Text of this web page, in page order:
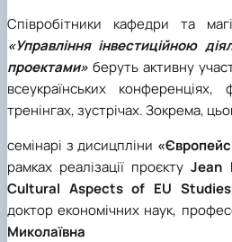
Співробітники кафедри та
«Управління інвестиційною
проектами» беруть активну
всеукраїнських
тренінгах, зустрічах. Зокрема,
семінарі з дисицпліни
рамках реалізації проєктуJean
Cultural Aspects of EU
доктор економічних наук,
Миколаївна